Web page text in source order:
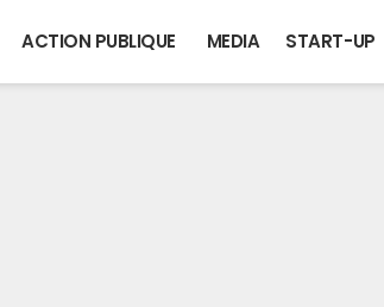
ACTION PUBLIQUE MEDIA START-UP